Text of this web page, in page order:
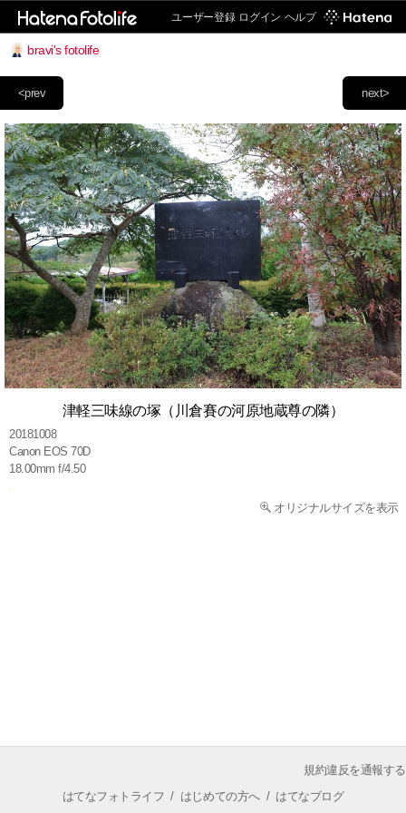
ユーザー登録 ログイン ヘルプ
bravi's fotolife
next>
<prev
津軽三味線の塚（川倉賽の河原地蔵尊の隣）
20181008
Canon EOS 70D
18.00mm f/4.50
オリジナルサイズを表示
規約違反を通報する
はてなフォトライフ / はじめての方へ/ はてなブログ